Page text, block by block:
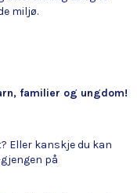
miljø.
familier og ungdom!
Eller kanskje du kan
på